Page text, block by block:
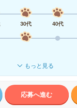
30代 40代
もっと見る
応募へ進む